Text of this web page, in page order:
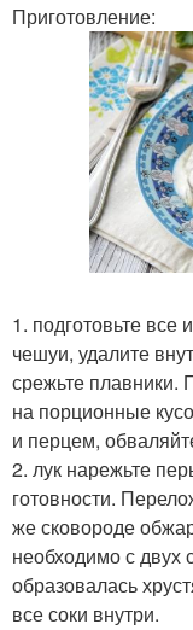
Приготовление:
1. подготовьте все
чешуи, удалите
срежьте плавники.
на порционные
и перцем,
2. лук нарежьте
готовности.
же сковороде
необходимо с двух
образовалась
все соки внутри.